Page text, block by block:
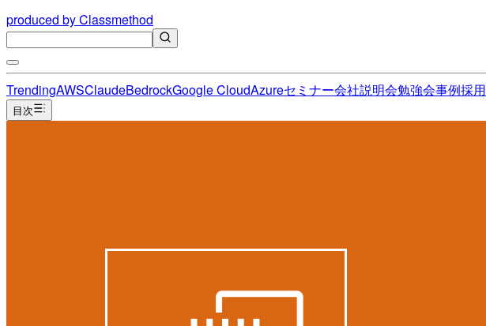
produced by Classmethod
TrendingAWSClaudeBedrockGoogle CloudAzureセミナー会社説明会勉強会事例採用
目次